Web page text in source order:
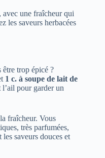
avec une fraîcheur qui
les saveurs herbacées
trop épicé ?
1 c. à soupe de lait de
pour garder un
fraîcheur. Vous
très parfumées,
saveurs douces et